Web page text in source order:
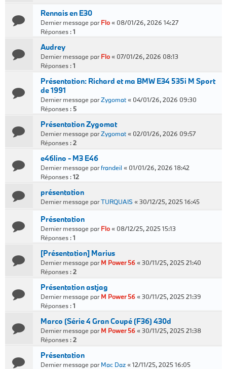
Rennais en E30
Dernier message parFlo« 08/01/26, 2026 14:27
Réponses :1
Audrey
Dernier message parFlo« 07/01/26, 2026 08:13
Réponses :1
Présentation: Richard et ma BMW E34 535i M Sport
de 1991
Dernier message parZygomat« 04/01/26, 2026 09:30
Réponses : 5
Présentation Zygomat
Dernier message parZygomat« 02/01/26, 2026 09:57
Réponses :2
e46lino - M3 E46
Dernier message parfrandeil « 01/01/26, 2026 18:42
Réponses :12
présentation
Dernier message parTURQUAIS «30/12/25, 2025 16:45
Présentation
Dernier message parFlo« 08/12/25, 2025 15:13
Réponses :1
[Présentation] Marius
Dernier message parM Power 56«30/11/25, 2025 21:40
Réponses :2
Présentation astjag
Dernier message parM Power 56«30/11/25, 2025 21:39
Réponses :1
Marco (Série 4 Gran Coupé (F36) 430d
Dernier message parM Power 56«30/11/25, 2025 21:38
Réponses :2
Présentation
Dernier message parMac Daz«12/11/25, 2025 16:05